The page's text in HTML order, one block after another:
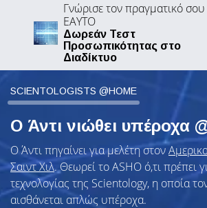
Γνώρισε τον πραγματικό σου
ΕΑΥΤΟ
Δωρεάν Τεστ
Προσωπικότητας στο
Διαδίκτυο
SCIENTOLOGISTS @HOME
Ο Άντι νιώθει υπέροχα
Ο Άντι πηγαίνει για μελέτη στον
Σαιντ Χιλ. Θεωρεί το ASHO ό,τι πρέπει
τεχνολογίας της Scientology, η οποία
αισθάνεται απλώς υπέροχα.